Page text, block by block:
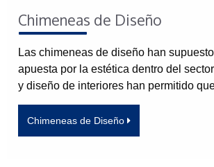
Chimeneas de Diseño
Las chimeneas de diseño han
apuesta por la estética dentro del
y diseño de interiores han permitido
Chimeneas de Diseño